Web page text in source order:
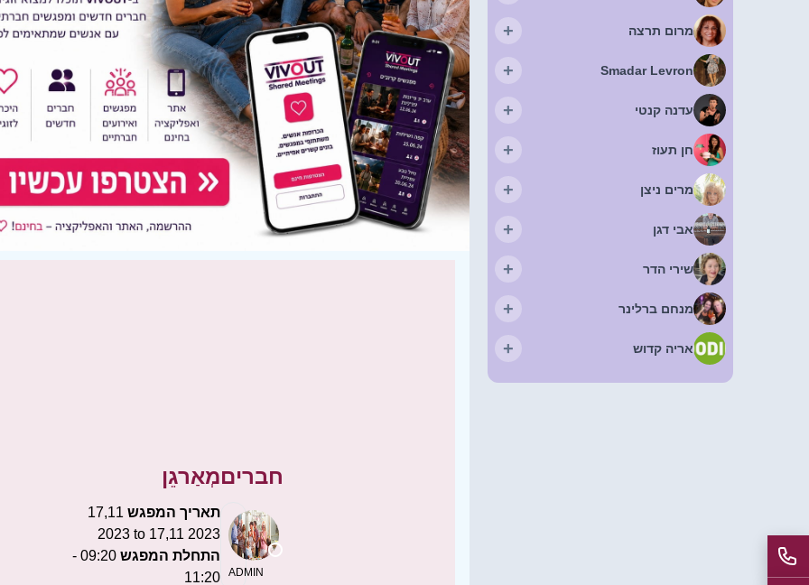
מְאַרגֵן
תאריך המפגש 17,11
2023 to 17,11 2023
התחלת המפגש
09:20 -
11:20
חברים
ADMIN
מרום תרצה +
Smadar Levron
+
עדנה קנטי +
חן תעוז +
מרים ניצן +
אבי דגן +
שירי הדר +
מנחם ברלינר +
אריה קדוש +